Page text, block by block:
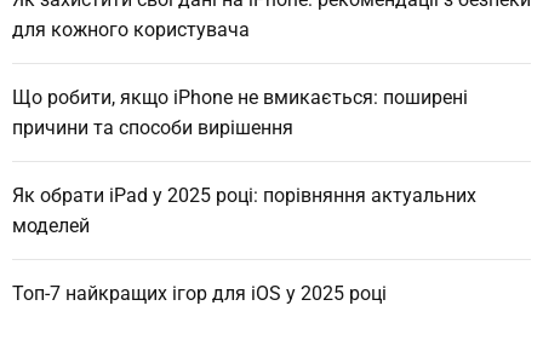
для кожного користувача
Що робити, якщо iPhone не вмикається: поширені
причини та способи вирішення
Як обрати iPad у 2025 році: порівняння актуальних
моделей
Топ-7 найкращих ігор для iOS у 2025 році